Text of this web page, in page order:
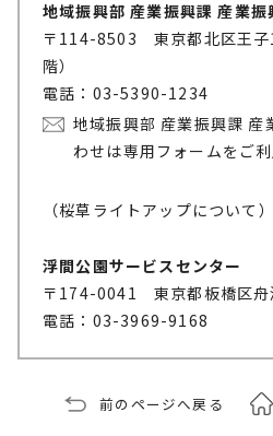
地域振興部 産業振興課 産業振
〒114-8503 東京都北区王
階）
電話：03-5390-1234
地域振興部 産業振興課 産
わせは専用フォームをご利
（桜草ライトアップについて）
浮間公園サービスセンター
〒174-0041 東京都板橋区
電話：03-3969-9168
前のページへ戻る